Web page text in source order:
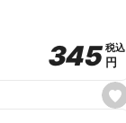
s
e
345
345税込
税込
円
円